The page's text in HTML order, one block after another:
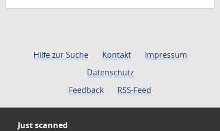
Hilfe zur Suche Kontakt
Impressum
Datenschutz
Feedback
RSS-Feed
Just scanned